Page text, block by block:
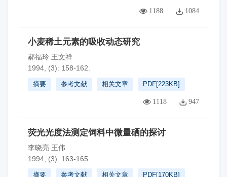
1188 1084
小麦稀土元素的吸收动态研究
郝福玲 王文祥
1994, (3): 158-162.
摘要 参考文献 相关文章 PDF[223KB]
1118 947
荧光光度法测定饲料中微量硒的探讨
李晓亮 王伟
1994, (3): 163-165.
摘要 参考文献 相关文章 PDF[170KB]